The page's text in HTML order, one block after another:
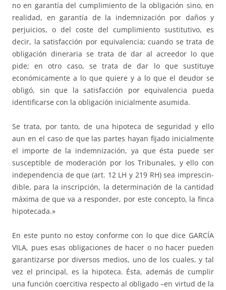
no en garantía del cumplimiento de la obli­­­gación sino, en
realidad, en garantía de la indemnización por daños y
perjuicios, o del coste del cumplimiento sustitutivo, es
decir, la satisfac­ción por equivalencia; cuando se trata de
obligación dineraria se trata de dar al acreedor lo que
pide; en otro caso, se trata de dar lo que sustituye
económicamente a lo que quiere y a lo que el deudor se
obligó, sin que la satisfacción por equivalencia pueda
identificarse con la obligación inicial­mente asumida.
Se trata, por tanto, de una hipoteca de seguridad y ello
aun en el caso de que las partes hayan fijado inicialmente
el importe de la indem­niza­ción, ya que ésta puede ser
susceptible de moderación por los Tribunales, y ello con
independencia de que (art. 12 LH y 219 RH) sea imprescin­
di­ble, para la inscripción, la determinación de la cantidad
máxima de que va a responder, por este concepto, la finca
hipotecada.»
En este punto no estoy conforme con lo que dice GARCÍA
VILA, pues esas obligaciones de hacer o no hacer pueden
garantizarse por diversos me­­dios, uno de los cuales, y tal
vez el principal, es la hipoteca. Ésta, ade­más de cumplir
una función coercitiva respecto al obligado –en virtud de la